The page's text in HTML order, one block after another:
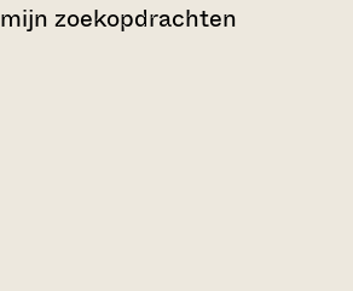
mijn zoekopdrachten